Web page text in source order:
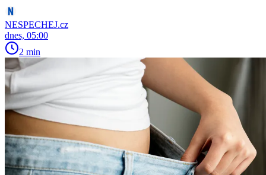
NESPECHEJ.cz
dnes, 05:00
2 min